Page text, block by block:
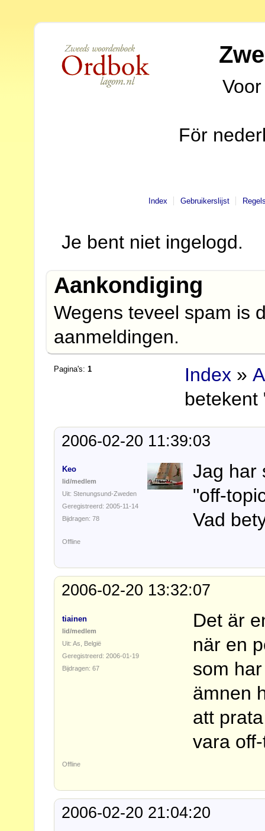
För
Index Gebruikerslijst
Je bent niet ingelogd.
Aankondiging
Wegens teveel spam is
aanmeldingen.
Pagina's:1 Index »
betekent
2006-02-20 11:39:03
Keo
lid/medlem
Uit: Stenungsund-Zweden
Geregistreerd: 2005-11-14
Bijdragen: 78
Jag har
"off-
Vad
Offline
2006-02-20 13:32:07
tiainen
lid/medlem
Uit: As, België
Geregistreerd: 2006-01-19
Bijdragen: 67
Det är
när en
som
ämnen
att
vara
Offline
2006-02-20 21:04:20